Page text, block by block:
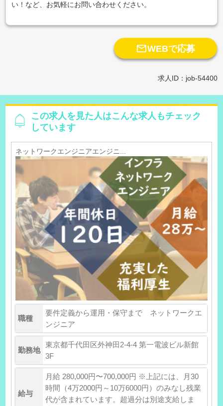
い！など、お気軽にお問い合わせください。
WEBで応募
求人ID：job-54400
この求人を見た人はこんな求人もチェック
しています
ネットワークエンジニアエンジニ...
職種
要件定義から運用・保守まで ネットワークエ
ンジニア
勤務地
東京都千代田区外神田2-4-4 第一電波ビル新館
3F
給与
月給 280,000円〜700,000円 ※上記には、月30
時間（4万2000円～10万6000円）のみなし残業
代が含まれています。超過分は別途支給しま